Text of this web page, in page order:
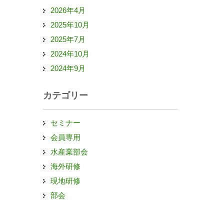
2026年4月
2025年10月
2025年7月
2024年10月
2024年9月
カテゴリー
セミナー
会員専用
水産業部会
海外研修
現地研修
部会